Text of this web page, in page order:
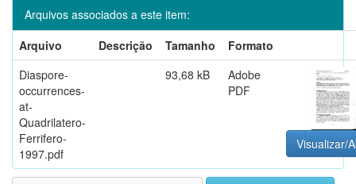
Arquivos associados a este item:
Arquivo
Descrição Tamanho
Formato
Diaspore-
occurrences-
at-
Quadrilatero-
Ferrifero-
1997.pdf
93,68 kB
Adobe
PDF
Visualizar/